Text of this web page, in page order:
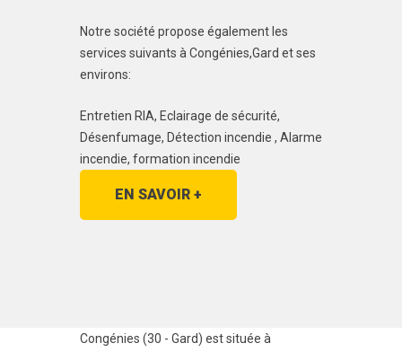
Notre société propose également les
services suivants à Congénies,Gard et ses
environs:
Entretien RIA, Eclairage de sécurité,
Désenfumage, Détection incendie , Alarme
incendie, formation incendie
EN SAVOIR +
Congénies (30 - Gard) est située à